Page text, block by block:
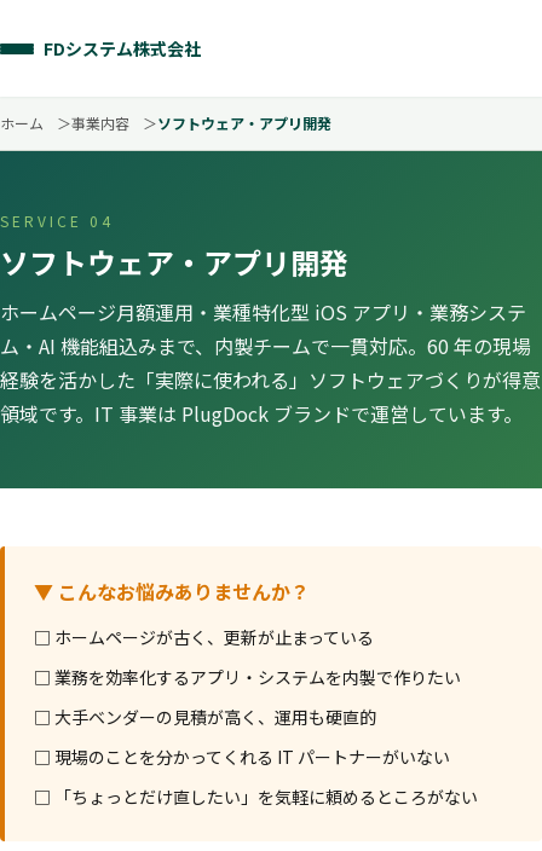
FDシステム株式会社
ホーム 事業内容 ソフトウェア・アプリ開発
SERVICE 04
ソフトウェア・アプリ開発
ホームページ月額運用・業種特化型 iOS アプリ・業務システ
ム・AI 機能組込みまで、内製チームで一貫対応。60 年の現場
経験を活かした「実際に使われる」ソフトウェアづくりが得意
領域です。IT 事業は PlugDock ブランドで運営しています。
▼ こんなお悩みありませんか？
□ ホームページが古く、更新が止まっている
□ 業務を効率化するアプリ・システムを内製で作りたい
□ 大手ベンダーの見積が高く、運用も硬直的
□ 現場のことを分かってくれる IT パートナーがいない
□ 「ちょっとだけ直したい」を気軽に頼めるところがない